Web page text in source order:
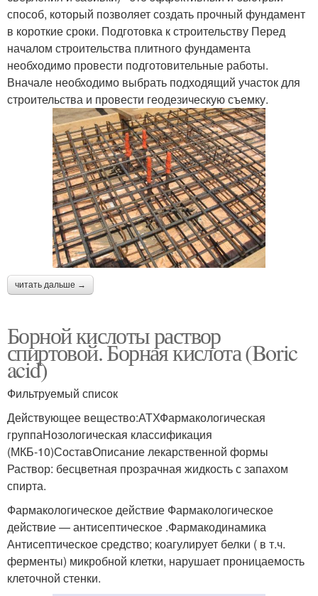
способ, который позволяет создать прочный фундамент
в короткие сроки. Подготовка к строительству Перед
началом строительства плитного фундамента
необходимо провести подготовительные работы.
Вначале необходимо выбрать подходящий участок для
строительства и провести геодезическую съемку.
читать дальше →
Борной кислоты раствор
спиртовой. Борная кислота (Boric
acid)
Фильтруемый список
Действующее вещество:АТХФармакологическая
группаНозологическая классификация
(МКБ-10)СоставОписание лекарственной формы
Раствор: бесцветная прозрачная жидкость с запахом
спирта.
Фармакологическое действие Фармакологическое
действие — антисептическое .Фармакодинамика
Антисептическое средство; коагулирует белки ( в т.ч.
ферменты) микробной клетки, нарушает проницаемость
клеточной стенки.